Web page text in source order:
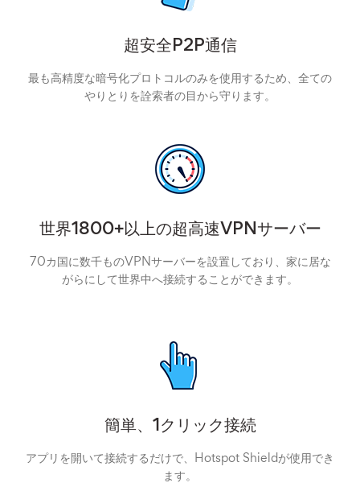
超安全P2P通信
最も高精度な暗号化プロトコルのみを使用するため、全ての
やりとりを詮索者の目から守ります。
世界1800+以上の超高速VPNサーバー
70カ国に数千ものVPNサーバーを設置しており、家に居な
がらにして世界中へ接続することができます。
簡単、1クリック接続
アプリを開いて接続するだけで、Hotspot Shieldが使用でき
ます。